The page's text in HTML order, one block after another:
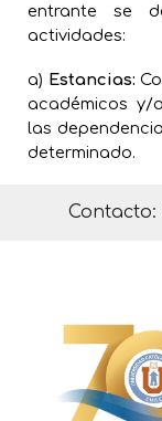
entrante se
actividades:
a) Estancias:
académicos y/
las
determinado.
Contacto: